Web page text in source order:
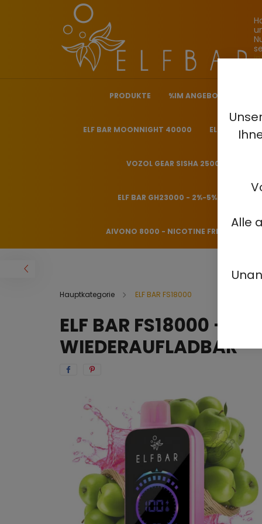
Alle
PRODUKTE %IM ANGEBOT%
ELF BAR MOONNIGHT 40000 ELF BAR
VOZOL GEAR SISHA 25000 - 0.5%
ELF BAR GH23000 - 2%-5%
AIVONO 8000 - NICOTINE FREE 0%
Hauptkategorie ELF BAR FS18000
ELF BAR FS18000 -
WIEDERAUFLADBAR